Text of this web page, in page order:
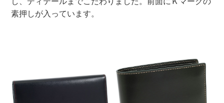
素押しが入っています。